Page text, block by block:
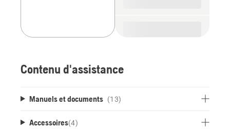
Contenu d'assistance
Manuels et documents (13)
Accessoires(4)